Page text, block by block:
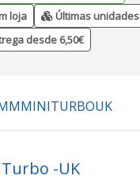
loja
Últimas unidades
desde 6,50€
-UK